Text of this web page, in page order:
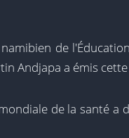
de
Andjapa a émis
de la santé a